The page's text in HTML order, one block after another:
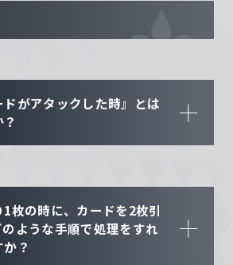
ドがアタックした時』とは
枚の時に、カードを2枚引
のような手順で処理をすれ
？